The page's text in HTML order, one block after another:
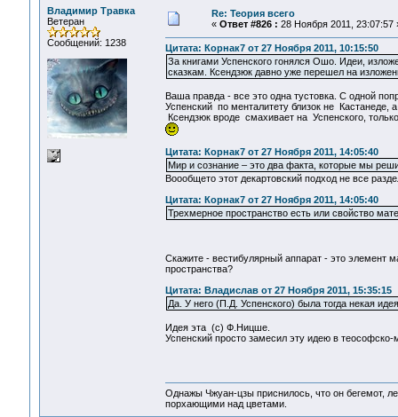
Владимир Травка
Ветеран
Сообщений: 1238
Re: Теория всего
« Ответ #826 : 28 Ноября 2011, 23:07:57
Цитата: Корнак7 от 27 Ноября 2011, 10:15:50
За книгами Успенского гонялся Ошо. Идеи,
сказкам. Ксендзюк давно уже перешел на
Ваша правда - все это одна тустовка. С одной
Успенский по менталитету близок не
Ксендзюк вроде смахивает на Успенского,
Цитата: Корнак7 от 27 Ноября 2011, 14:05:40
Мир и сознание – это два факта, которые мы
Воообщето этот декартовский подход не все
Цитата: Корнак7 от 27 Ноября 2011, 14:05:40
Трехмерное пространство есть или свойство
Скажите - вестибулярный аппарат - это элемент
пространства?
Цитата: Владислав от 27 Ноября 2011, 15:35:15
Да. У него (П.Д. Успенского) была тогда некая
Идея эта (с) Ф.Ницше.
Успенский просто замесил эту идею в теософско-
Однажы Чжуан-цзы приснилось, что он бегемот,
порхающими над цветами.